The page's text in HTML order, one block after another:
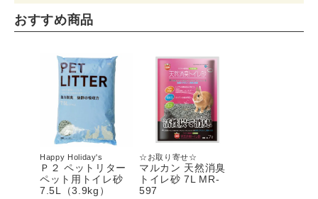
おすすめ商品
Happy Holiday's
Ｐ２ ペットリター
ペット用トイレ砂
7.5L（3.9kg）
☆お取り寄せ☆
マルカン 天然消臭
トイレ砂 7L MR-
597